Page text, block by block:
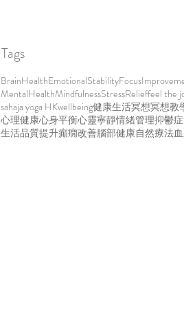
Tags
BrainHealthEmotionalStability
MentalHealthMindfulnessStressRelieffeel the
sahaja yoga HKwellbeing健康生活冥想冥想教
心理健康心身平衡心靈寧靜情緒管理抑鬱
生活品質提升癲癇改善腦部健康自然療法